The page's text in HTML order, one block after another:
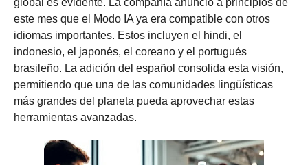
este mes que el Modo IA ya era compatible con otros
idiomas importantes. Estos incluyen el hindi, el
indonesio, el japonés, el coreano y el portugués
brasileño. La adición del español consolida esta visión,
permitiendo que una de las comunidades lingüísticas
más grandes del planeta pueda aprovechar estas
herramientas avanzadas.